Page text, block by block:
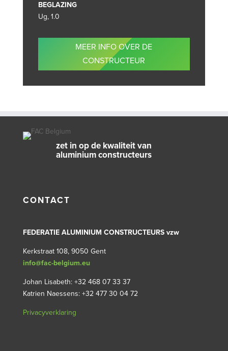
BEGLAZING
Ug, 1.0
MEER INFO OVER DE
CONSTRUCTEUR
zet in op de kwaliteit van
aluminium constructeurs
CONTACT
FEDERATIE ALUMINIUM CONSTRUCTEURS vzw
Kerkstraat 108, 9050 Gent
info@fac-belgium.eu
Johan Lisabeth: +32 468 07 33 37
Katrien Naessens: +32 477 30 04 72
Privacyverklaring